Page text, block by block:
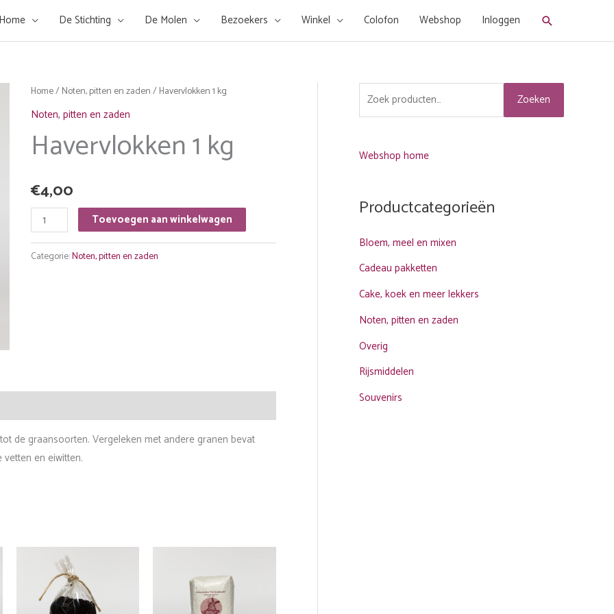
Home De Stichting De Molen Bezoekers Winkel Colofon Webshop Inloggen Zoeken
Home/Noten, pitten en zaden/ Havervlokken 1 kg
Noten, pitten en zaden
Havervlokken 1 kg
€4,00
Havervlokken
1
kg
Toevoegen aan winkelwagen
Categorie:Noten, pitten en zaden
de graansoorten. Vergeleken met andere granen bevat
en eiwitten.
o
k
n
a
r
:
Zoeken
Webshop home
Productcategorieën
Bloem, meel en mixen
Cadeau pakketten
Cake, koek en meer lekkers
Noten, pitten en zaden
Overig
Rijsmiddelen
Souvenirs